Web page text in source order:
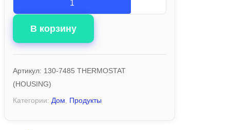
В корзину
Артикул: 130-7485 THERMOSTAT
(HOUSING)
Категории: Дом Продукты